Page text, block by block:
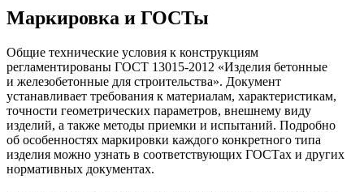
Маркировка и ГОСТы
Общие технические условия к конструкциям
регламентированы ГОСТ 13015-2012 «Изделия бетонные
и железобетонные для строительства». Документ
устанавливает требования к материалам, характеристикам,
точности геометрических параметров, внешнему виду
изделий, а также методы приемки и испытаний. Подробно
об особенностях маркировки каждого конкретного типа
изделия можно узнать в соответствующих ГОСТах и других
нормативных документах.